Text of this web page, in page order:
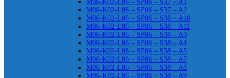
M06-K02-L06 – SP06 – S37 – A1
M06-K02-L06 – SP06 – S37 – A2
M06-K02-L06 – SP06 – S38 – A10
M06-K02-L06 – SP06 – S38 – A11
M06-K02-L06 – SP06 – S38 – A3
M06-K02-L06 – SP06 – S38 – A4
M06-K02-L06 – SP06 – S38 – A5
M06-K02-L06 – SP06 – S38 – A7
M06-K02-L06 – SP06 – S38 – A8
M06-K02-L06 – SP06 – S38 – A9